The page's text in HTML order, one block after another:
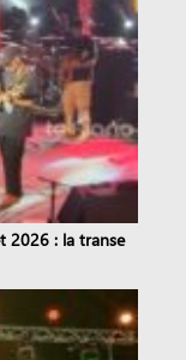
2026 : la transe